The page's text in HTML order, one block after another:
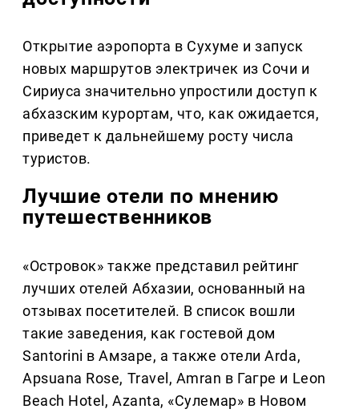
Открытие аэропорта в Сухуме и запуск
новых маршрутов электричек из Сочи и
Сириуса значительно упростили доступ к
абхазским курортам, что, как ожидается,
приведет к дальнейшему росту числа
туристов.
Лучшие отели по мнению
путешественников
«Островок» также представил рейтинг
лучших отелей Абхазии, основанный на
отзывах посетителей. В список вошли
такие заведения, как гостевой дом
Santorini в Амзаре, а также отели Arda,
Apsuana Rose, Travel, Amran в Гагре и Leon
Beach Hotel, Azanta, «Сулемар» в Новом